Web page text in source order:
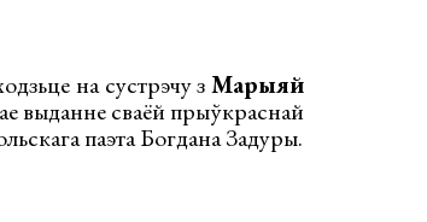
на сустрэчу зМарыяй
выданне сваёй прыўкраснай
паэта Богдана Задуры.